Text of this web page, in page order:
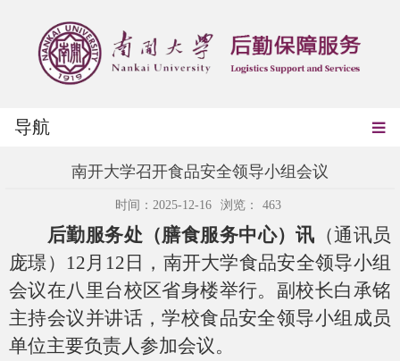
导航
南开大学召开食品安全领导小组会议
时间：2025-12-16 浏览： 463
后勤服务处（膳食服务中心）讯 （通讯员
庞璟） 12 月 12 日，南开大学食品安全领导小组
会议在八里台校区省身楼举行。副校长白承铭
主持会议并讲话，学校食品安全领导小组成员
单位主要负责人参加会议。